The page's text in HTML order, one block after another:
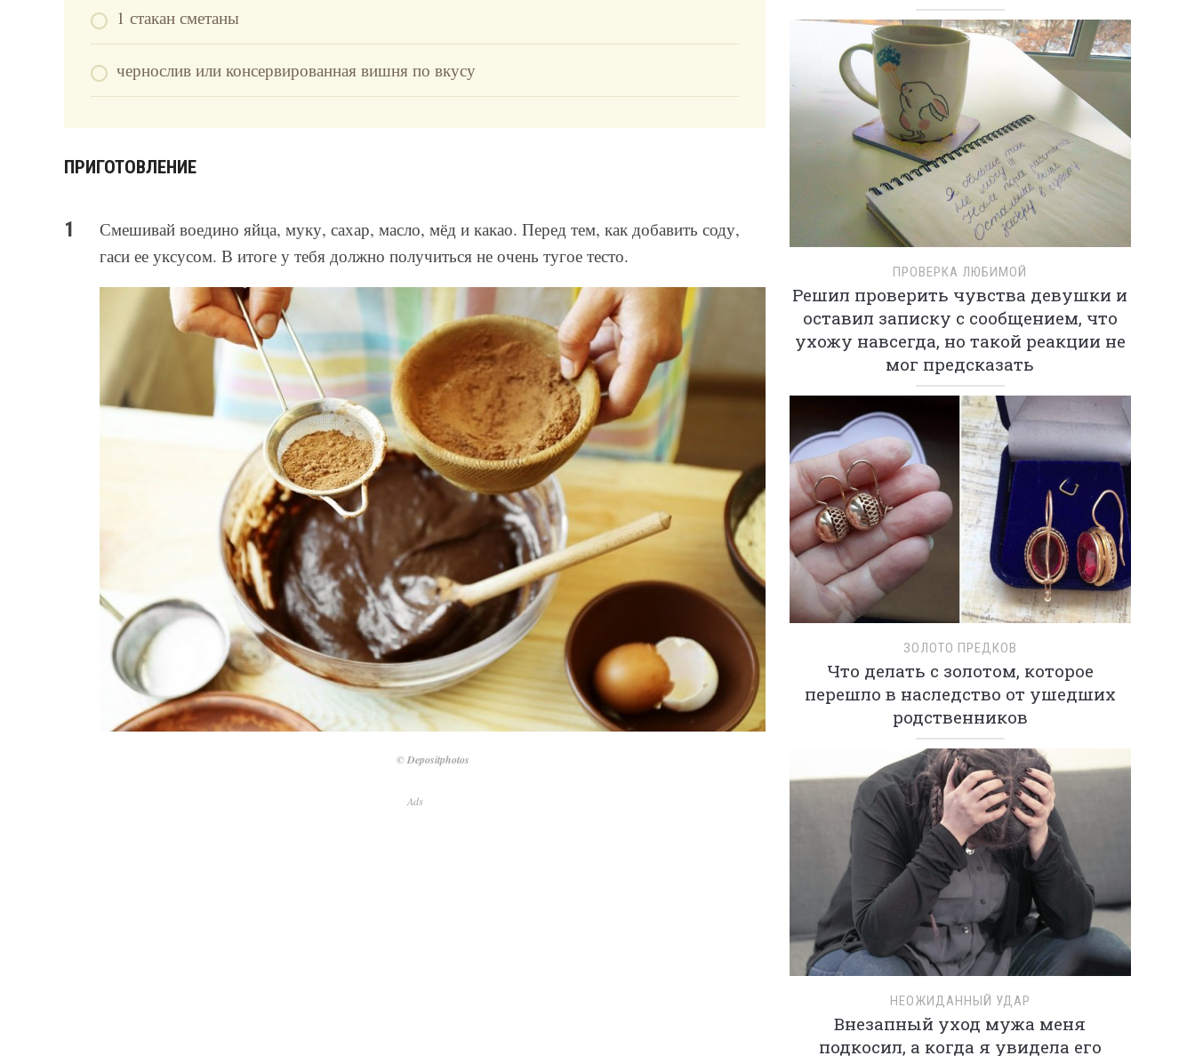
1 стакан сметаны
чернослив или консервированная вишня по вкусу
ПРИГОТОВЛЕНИЕ
Смешивай воедино яйца, муку, сахар, масло, мёд и какао. Перед тем, как добавить соду,
гаси ее уксусом. В итоге у тебя должно получиться не очень тугое тесто.
© Depositphotos
Ads
ПРОВЕРКА ЛЮБИМОЙ
Решил проверить чувства девушки и
оставил записку с сообщением, что
ухожу навсегда, но такой реакции не
мог предсказать
ЗОЛОТО ПРЕДКОВ
Что делать с золотом, которое
перешло в наследство от ушедших
родственников
НЕОЖИДАННЫЙ УДАР
Внезапный уход мужа меня
подкосил, а когда я увидела его